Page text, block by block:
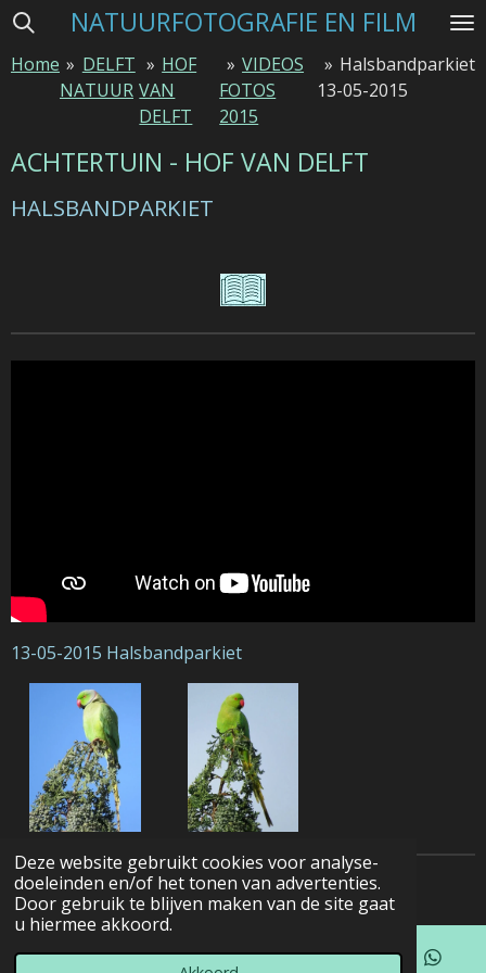
Deze website gebruikt cookies voor analyse-
doeleinden en/of het tonen van advertenties.
Door gebruik te blijven maken van de site gaat
u hiermee akkoord.
Ga
naar
NATUURFOTOGRAFIE EN FILM
Home » DELFT
NATUUR
» HOF
VAN
DELFT
» VIDEOS
FOTOS
2015
» Halsbandparkiet
13-05-2015
ACHTERTUIN - HOF VAN DELFT
HALSBANDPARKIET
13-05-2015 Halsbandparkiet
© 2022 - 2026 Natuurfotografie